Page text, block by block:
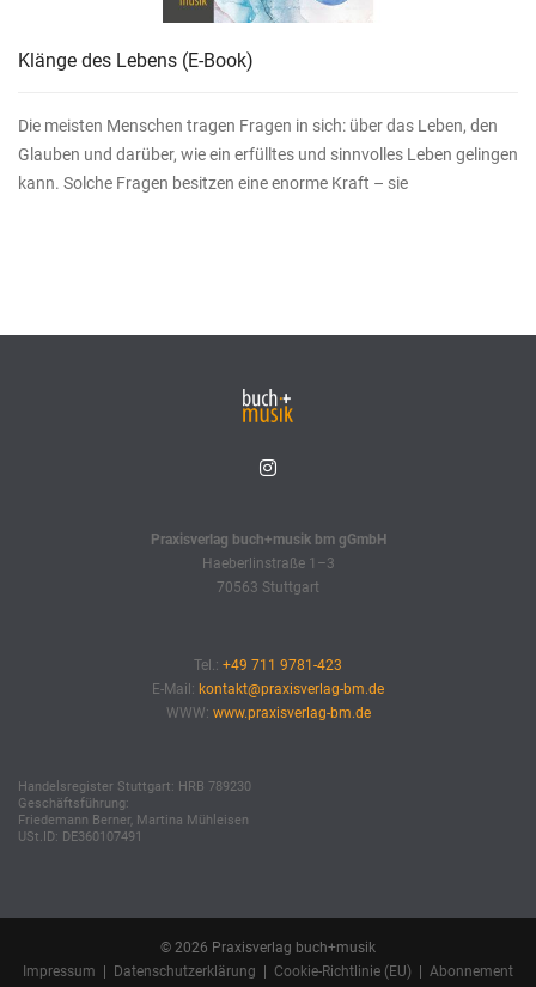
Klänge des Lebens (E-Book)
Die meisten Menschen tragen Fragen in sich: über das Leben, den
Glauben und darüber, wie ein erfülltes und sinnvolles Leben gelingen
kann. Solche Fragen besitzen eine enorme Kraft – sie
Praxisverlag buch+musik bm gGmbH
Haeberlinstraße 1–3
70563 Stuttgart
Tel.: +49 711 9781-423
E-Mail: kontakt@praxisverlag-bm.de
WWW: www.praxisverlag-bm.de
Handelsregister Stuttgart: HRB 789230
Geschäftsführung:
Friedemann Berner, Martina Mühleisen
USt.ID: DE360107491
© 2026 Praxisverlag buch+musik
Impressum
Datenschutzerklärung Cookie-Richtlinie (EU) Abonnement